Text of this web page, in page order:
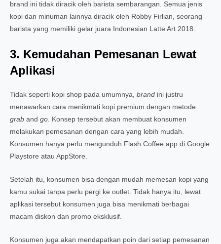
brand ini tidak diracik oleh barista sembarangan. Semua jenis
kopi dan minuman lainnya diracik oleh Robby Firlian, seorang
barista yang memiliki gelar juara Indonesian Latte Art 2018.
3. Kemudahan Pemesanan Lewat
Aplikasi
Tidak seperti kopi shop pada umumnya, brand ini justru
menawarkan cara menikmati kopi premium dengan metode
grab and go . Konsep tersebut akan membuat konsumen
melakukan pemesanan dengan cara yang lebih mudah.
Konsumen hanya perlu mengunduh Flash Coffee app di Google
Playstore atau AppStore.
Setelah itu, konsumen bisa dengan mudah memesan kopi yang
kamu sukai tanpa perlu pergi ke outlet. Tidak hanya itu, lewat
aplikasi tersebut konsumen juga bisa menikmati berbagai
macam diskon dan promo eksklusif.
Konsumen juga akan mendapatkan poin dari setiap pemesanan